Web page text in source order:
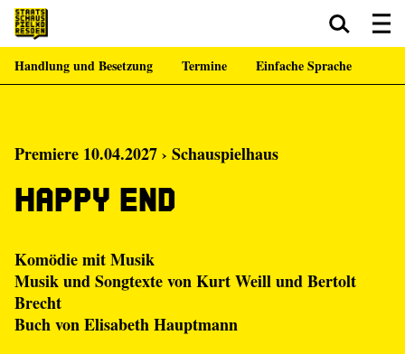
Zum Hauptinhalt springen Zum Footer springen
Handlung und Besetzung Termine Einfache Sprache
Premiere 10.04.2027 › Schauspielhaus
Happy End
Komödie mit Musik
Musik und Songtexte von Kurt Weill und Bertolt
Brecht
Buch von Elisabeth Hauptmann